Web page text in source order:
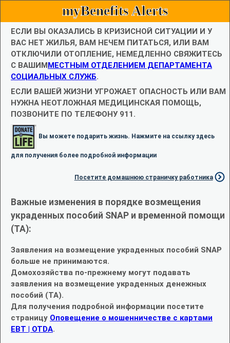
myBenefits Alerts
ЕСЛИ ВЫ ОКАЗАЛИСЬ В КРИЗИСНОЙ СИТУАЦИИ И У
ВАС НЕТ ЖИЛЬЯ, ВАМ НЕЧЕМ ПИТАТЬСЯ, ИЛИ ВАМ
ОТКЛЮЧИЛИ ОТОПЛЕНИЕ, НЕМЕДЛЕННО СВЯЖИТЕСЬ
С ВАШИММЕСТНЫМ ОТДЕЛЕНИЕМ ДЕПАРТАМЕНТА
СОЦИАЛЬНЫХ СЛУЖБ.
ЕСЛИ ВАШЕЙ ЖИЗНИ УГРОЖАЕТ ОПАСНОСТЬ ИЛИ ВАМ
НУЖНА НЕОТЛОЖНАЯ МЕДИЦИНСКАЯ ПОМОЩЬ,
ПОЗВОНИТЕ ПО ТЕЛЕФОНУ 911.
Вы можете подарить жизнь. Нажмите на ссылку здесь
для получения более подробной информации
Посетите домашнюю страничку работника
Важные изменения в порядке возмещения
украденных пособий SNAP и временной помощи
(TA):
Заявления на возмещение украденных пособий SNAP
больше не принимаются.
Домохозяйства по-прежнему могут подавать
заявления на возмещение украденных денежных
пособий (TA).
Для получения подробной информации посетите
страницу Оповещение о мошенничестве с картами
EBT | OTDA.